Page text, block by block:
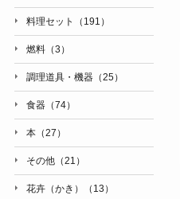
料理セット（191）
燃料（3）
調理道具・機器（25）
食器（74）
本（27）
その他（21）
花卉（かき）（13）